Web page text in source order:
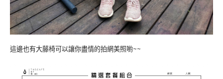
這邊也有大藤椅可以讓你盡情的拍網美照喲~~